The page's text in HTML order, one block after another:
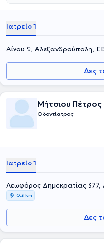
Ιατρείο 1
Αίνου 9, Αλεξανδρούπολη,
Δες
Μήτσιου Πέτρος
Οδοντίατρος
Ιατρείο 1
Λεωφόρος Δημοκρατίας
0,3 km
Δες